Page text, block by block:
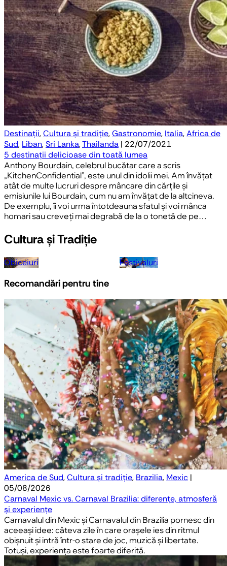
Destinații,Cultura și tradiție,Gastronomie, Italia,Africa de
Sud, Liban,Sri Lanka,Thailanda | 22/07/2021
5 destinații delicioase din toată lumea
Anthony Bourdain, celebrul bucătar care a scris
„KitchenConfidential”, este unul din idolii mei. Am învățat
atât de multe lucruri despre mâncare din cărțile și
emisiunile lui Bourdain, cum nu am învățat de la altcineva.
De exemplu, îi voi urma întotdeauna sfatul și voi mânca
homari sau creveți mai degrabă de la o tonetă de pe…
Cultura și Tradiție
Obiceiuri Festivaluri
Recomandări pentru tine
America de Sud,Cultura și tradiție, Brazilia, Mexic |
05/08/2026
Carnaval Mexic vs. Carnaval Brazilia: diferențe, atmosferă
și experiențe
Carnavalul din Mexic și Carnavalul din Brazilia pornesc din
aceeași idee: câteva zile în care orașele ies din ritmul
obișnuit și intră într-o stare de joc, muzică și libertate.
Totuși, experiența este foarte diferită.